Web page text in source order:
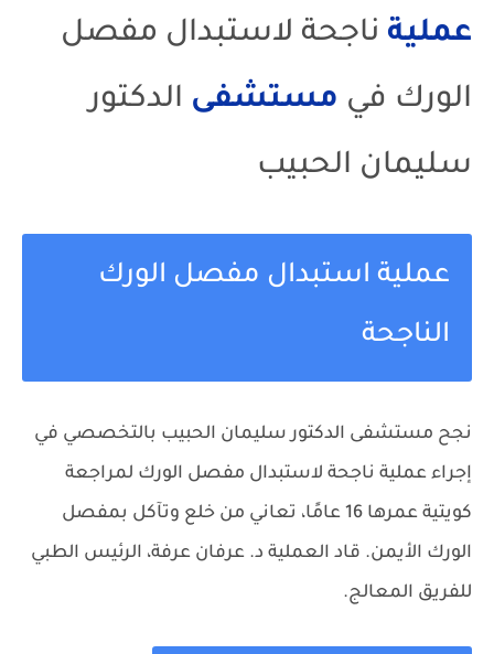
عملية ناجحة لاستبدال مفصل
الورك في مستشفى الدكتور
سليمان الحبيب
عملية استبدال مفصل الورك
الناجحة
نجح مستشفى الدكتور سليمان الحبيب بالتخصصي في
إجراء عملية ناجحة لاستبدال مفصل الورك لمراجعة
كويتية عمرها 16 عامًا، تعاني من خلع وتآكل بمفصل
الورك الأيمن. قاد العملية د. عرفان عرفة، الرئيس الطبي
للفريق المعالج.